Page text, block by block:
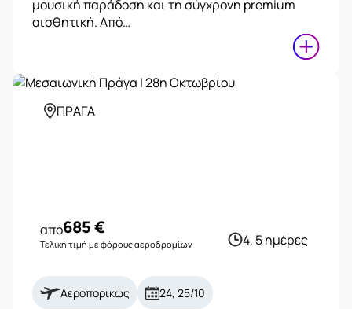
μουσική παράδοση και τη σύγχρονη premium
αισθητική. Από…
ΠΡΑΓΑ
4, 5 ημέρες
από685€
Τελική τιμή με φόρους αεροδρομίων
Αεροπορικώς 24, 25/10